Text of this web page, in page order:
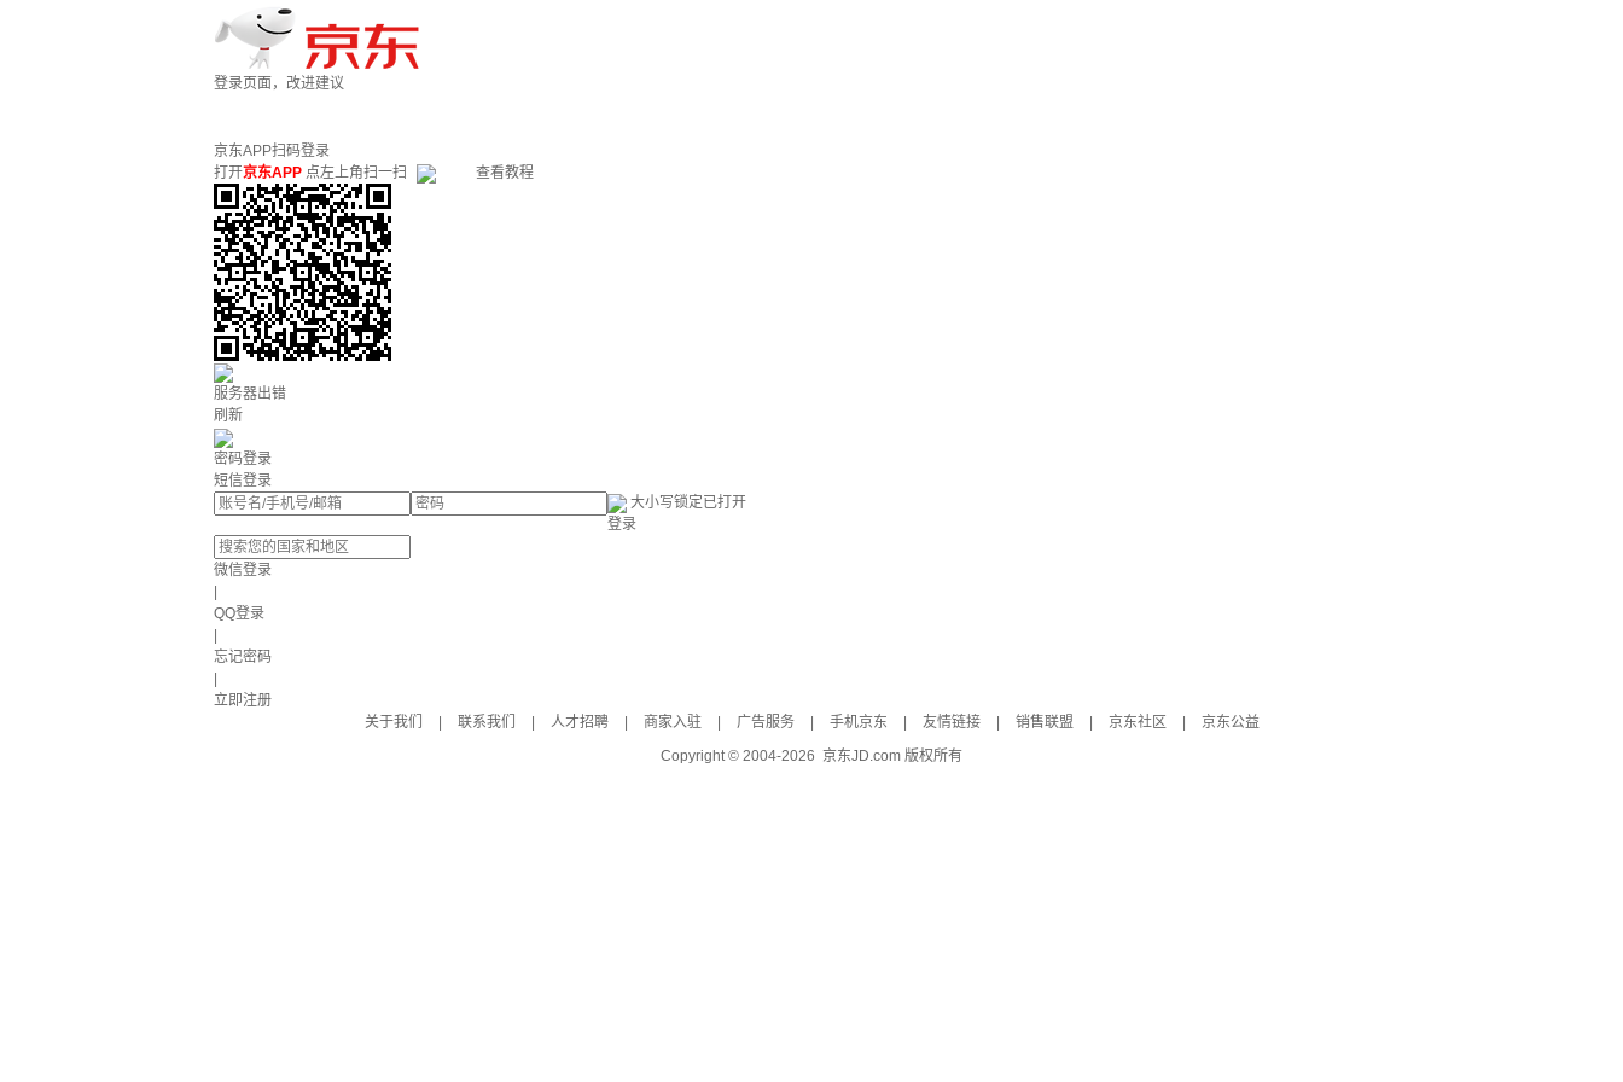
登录页面，改进建议
京东APP扫码登录
打开京东APP 点左上角扫一扫 查看教程
服务器出错
刷新
密码登录
短信登录
大小写锁定已打开
登录
微信登录
QQ登录
忘记密码
立即注册
关于我们
联系我们 人才招聘 商家入驻 广告服务 手机京东 友情链接 销售联盟 京东社区
京东公益
Copyright © 2004-2026 京东JD.com 版权所有